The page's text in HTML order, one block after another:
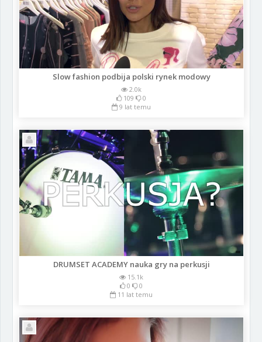
Slow fashion podbija polski rynek modowy
2.0k
109
0
9 lat temu
DRUMSET ACADEMY nauka gry na perkusji
15.1k
0
0
11 lat temu